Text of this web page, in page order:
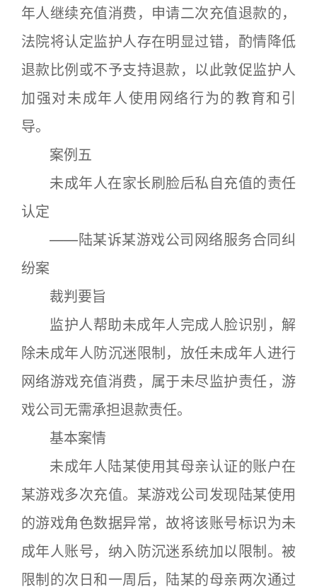
年人继续充值消费，申请二次充值退款的，
法院将认定监护人存在明显过错，酌情降低
退款比例或不予支持退款，以此敦促监护人
加强对未成年人使用网络行为的教育和引
导。
案例五
未成年人在家长刷脸后私自充值的责任
认定
——陆某诉某游戏公司网络服务合同纠
纷案
裁判要旨
监护人帮助未成年人完成人脸识别，解
除未成年人防沉迷限制，放任未成年人进行
网络游戏充值消费，属于未尽监护责任，游
戏公司无需承担退款责任。
基本案情
未成年人陆某使用其母亲认证的账户在
某游戏多次充值。某游戏公司发现陆某使用
的游戏角色数据异常，故将该账号标识为未
成年人账号，纳入防沉迷系统加以限制。被
限制的次日和一周后，陆某的母亲两次通过